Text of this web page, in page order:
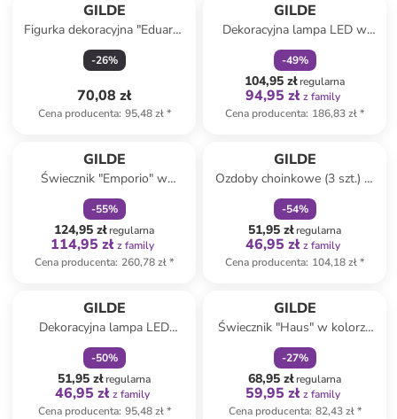
GILDE
Figurka dekoracyjna "Eduard"
w kolorze szarym - 28 x 8 x
21 cm
-26%
70,08 zł
Cena producenta: 95,48 zł*
GILDE
Dekoracyjna lampa LED w
kolorze białym - wys. 31 cm
-49%
104,95 złregularna
94,95 zł z family
Cena producenta: 186,83 zł*
GILDE
Świecznik "Emporio" w
kolorze srebrnym - wys. 108 x
Ø 21 cm
-55%
124,95 złregularna
114,95 zł z family
Cena producenta: 260,78 zł*
GILDE
Ozdoby choinkowe (3 szt.) w
kolorze szaro-czarno-białym -
dł. 9 cm
-54%
51,95 złregularna
46,95 zł z family
Cena producenta: 104,18 zł*
GILDE
Dekoracyjna lampa LED
"Rotterdam" w kolorze białym
- 13 x 17 x 5 cm
-50%
51,95 złregularna
46,95 zł z family
Cena producenta: 95,48 zł*
GILDE
Świecznik "Haus" w kolorze
czarnym
-27%
68,95 złregularna
59,95 zł z family
Cena producenta: 82,43 zł*